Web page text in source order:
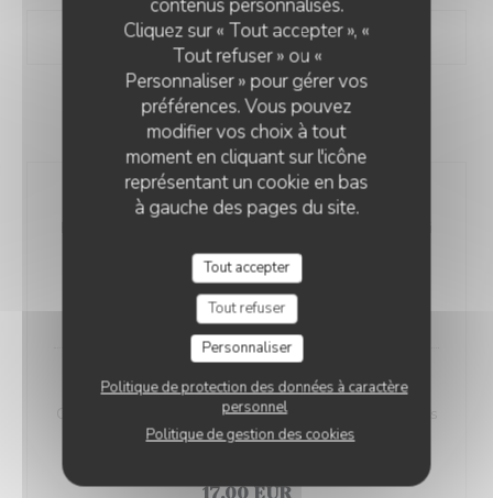
contenus personnalisés.
Cliquez sur « Tout accepter », «
Tout refuser » ou «
Personnaliser » pour gérer vos
préférences. Vous pouvez
modifier vos choix à tout
moment en cliquant sur l'icône
représentant un cookie en bas
à gauche des pages du site.
Tout accepter
Tout refuser
Personnaliser
Politique de protection des données à caractère
personnel
Politique de gestion des cookies
NOS GALETTES
Penyar
(label rouge France) et son jus crémé à l'estragon ,
salade
18,00 EUR
Veggie
Œuf bio brouillé, oignons confits au cidre bio, houmous
maison, poêlée de courgette, roquette, huile verte
17,00 EUR